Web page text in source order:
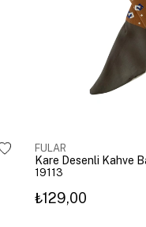
FULAR
19113
₺129,00